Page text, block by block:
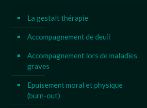
La gestalt thérapie
Accompagnement de deuil
Accompagnement lors de maladies
graves
Epuisement moral et physique
(burn-out)